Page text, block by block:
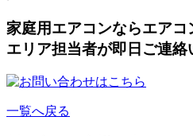
家庭用エアコンならエア
エリア担当者が即日ご連絡
一覧へ戻る